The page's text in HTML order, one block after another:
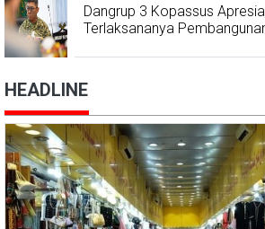
Dangrup 3 Kopassus
Terlaksananya
HEADLINE